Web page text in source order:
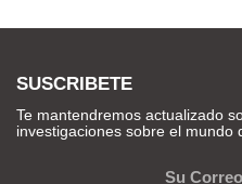
SUSCRIBETE
Te mantendremos actualizado
investigaciones sobre el mundo